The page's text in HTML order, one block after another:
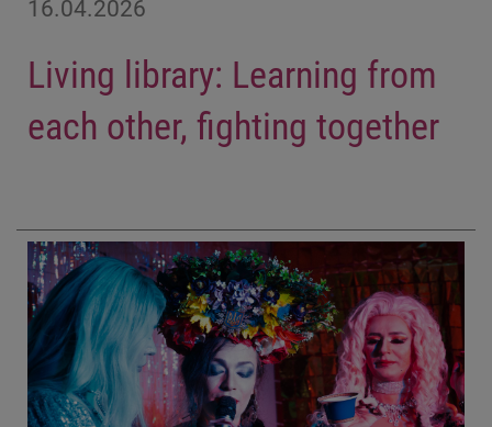
16.04.2026
Living library: Learning from
each other, fighting together